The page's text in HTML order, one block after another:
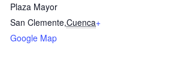
Plaza Mayor
San Clemente,Cuenca+
Google Map